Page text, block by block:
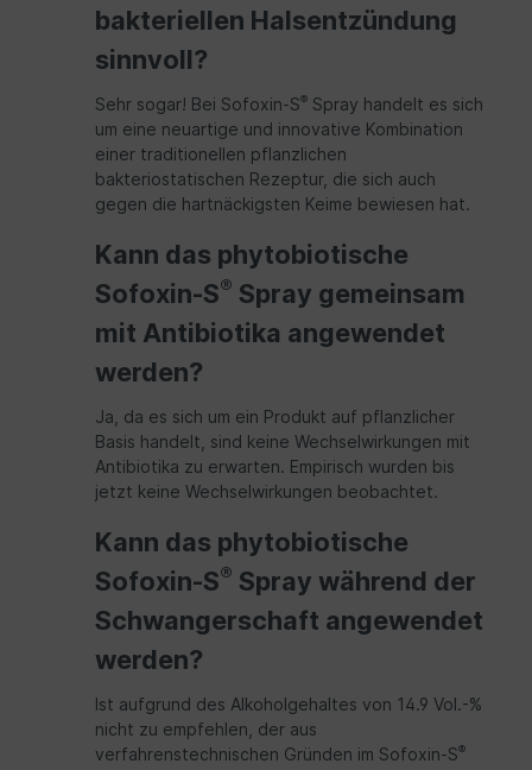
bakteriellen Halsentzündung
sinnvoll?
Sehr sogar! Bei Sofoxin-S® Spray handelt es sich
um eine neuartige und innovative Kombination
einer traditionellen pflanzlichen
bakteriostatischen Rezeptur, die sich auch
gegen die hartnäckigsten Keime bewiesen hat.
Kann das phytobiotische
Sofoxin-S® Spray gemeinsam
mit Antibiotika angewendet
werden?
Ja, da es sich um ein Produkt auf pflanzlicher
Basis handelt, sind keine Wechselwirkungen mit
Antibiotika zu erwarten. Empirisch wurden bis
jetzt keine Wechselwirkungen beobachtet.
Kann das phytobiotische
Sofoxin-S® Spray während der
Schwangerschaft angewendet
werden?
Ist aufgrund des Alkoholgehaltes von 14.9 Vol.-%
nicht zu empfehlen, der aus
verfahrenstechnischen Gründen im Sofoxin-S®